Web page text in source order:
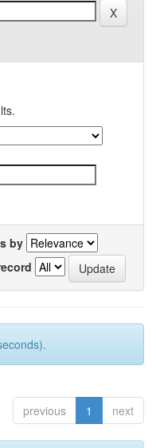
by
previous 1 next